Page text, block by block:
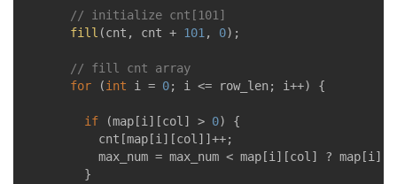
// initialize cnt[101]
fill (cnt, cnt + 101 , 0);
// fill cnt array
for (int i = 0; i <= row_len; i++) {
if (map[i][col] > 0) {